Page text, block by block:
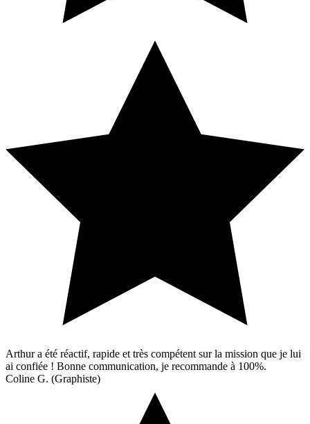
Arthur a été réactif, rapide et très compétent sur la mission que je lui
ai confiée ! Bonne communication, je recommande à 100%.
Coline G. (Graphiste)